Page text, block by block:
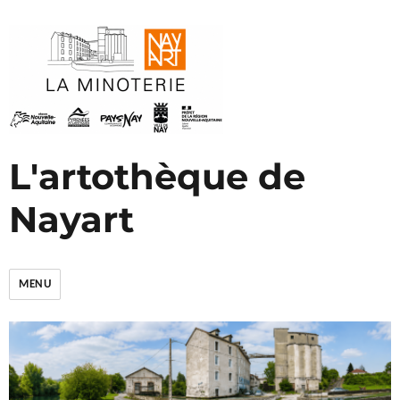
L'artothèque de
Nayart
MENU